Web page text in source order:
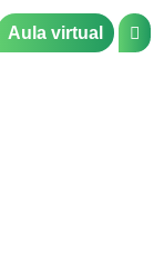
Aula virtual